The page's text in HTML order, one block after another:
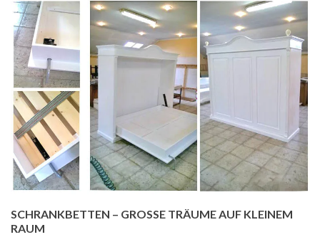
SCHRANKBETTEN – GROSSE TRÄUME AUF KLEINEM R
AUM